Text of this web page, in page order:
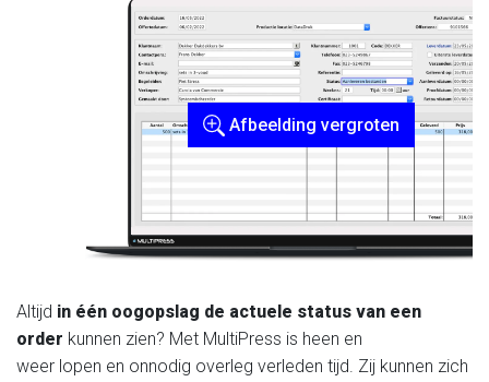
Altijd in één oogopslag de actuele status van een
order kunnen zien? Met MultiPress is heen en
weer lopen en onnodig overleg verleden tijd. Zij kunnen zich
Afbeelding vergroten